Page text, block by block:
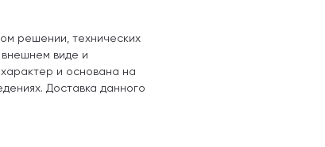
решении, технических
внешнем виде и
и основана на
Доставка данного